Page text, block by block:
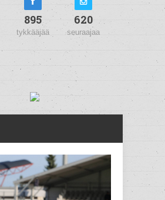
895
tykkääjää
620
seuraajaa